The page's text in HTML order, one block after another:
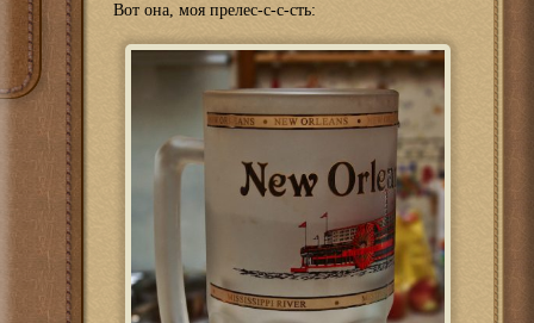
Вот она, моя прелес-с-с-сть: